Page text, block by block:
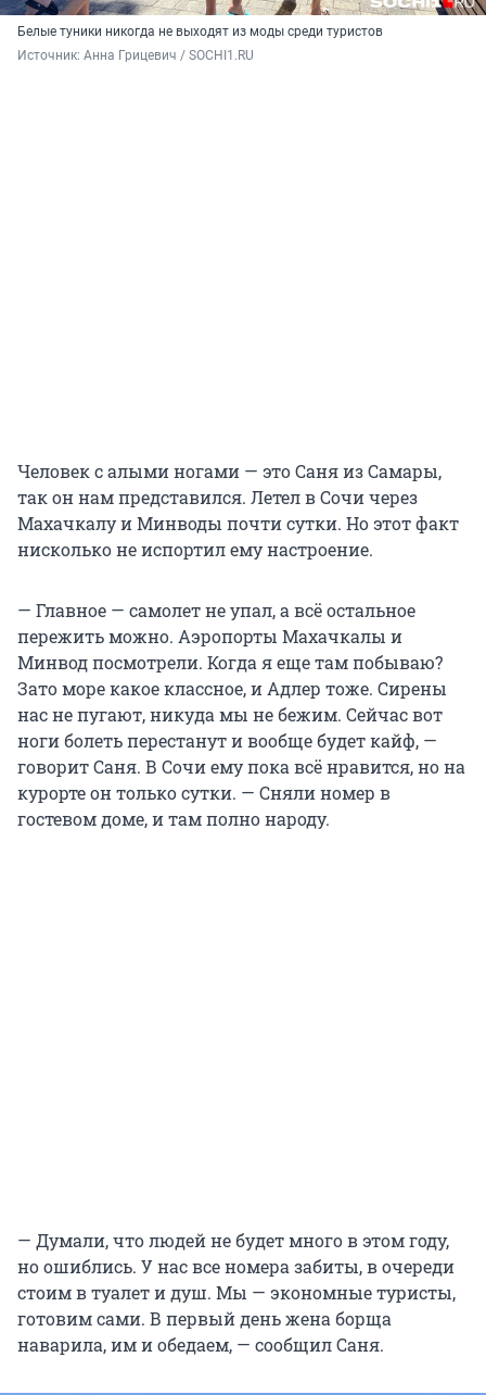
Белые туники никогда не выходят из моды среди туристов
Источник: Анна Грицевич / SOCHI1.RU
Человек с алыми ногами — это Саня из Самары,
так он нам представился. Летел в Сочи через
Махачкалу и Минводы почти сутки. Но этот факт
нисколько не испортил ему настроение.
— Главное — самолет не упал, а всё остальное
пережить можно. Аэропорты Махачкалы и
Минвод посмотрели. Когда я еще там побываю?
Зато море какое классное, и Адлер тоже. Сирены
нас не пугают, никуда мы не бежим. Сейчас вот
ноги болеть перестанут и вообще будет кайф, —
говорит Саня. В Сочи ему пока всё нравится, но на
курорте он только сутки. — Сняли номер в
гостевом доме, и там полно народу.
— Думали, что людей не будет много в этом году,
но ошиблись. У нас все номера забиты, в очереди
стоим в туалет и душ. Мы — экономные туристы,
готовим сами. В первый день жена борща
наварила, им и обедаем, — сообщил Саня.